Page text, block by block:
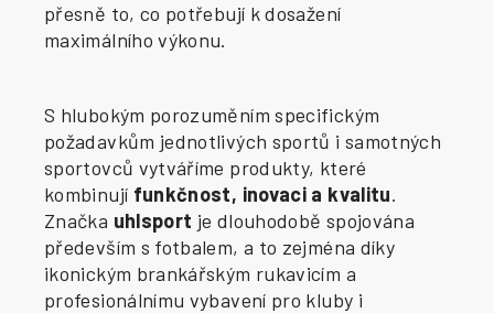
přesně to, co potřebují k dosažení
maximálního výkonu.
S hlubokým porozuměním specifickým
požadavkům jednotlivých sportů i samotných
sportovců vytváříme produkty, které
kombinují funkčnost, inovaci a kvalitu.
Značka uhlsport je dlouhodobě spojována
především s fotbalem, a to zejména díky
ikonickým brankářským rukavicím a
profesionálnímu vybavení pro kluby i